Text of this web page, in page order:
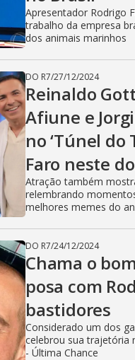
i
d
e
o
Apresentador Rodrigo
trabalho da empresa
dos animais marinhos
DO R7/27/12/2024
Reinaldo
Afiune e
no ‘Túnel do
Faro neste
Atração também
relembrando
melhores memes do
DO R7/24/12/2024
Chama o
posa com
bastidores
Considerado um dos
celebrou sua trajetória
- Última Chance